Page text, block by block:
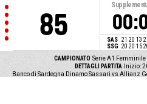
85 SAS 21 20 13
SSG 20 20 15
CAMPIONATO Serie A1 Femminile
DETTAGLI PARTITA
Inizio:
Banco di Sardegna Dinamo Sassari vs Allianz